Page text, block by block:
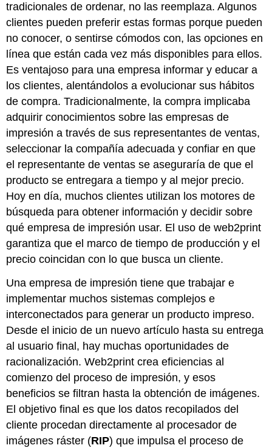
tradicionales de ordenar, no las reemplaza. Algunos
clientes pueden preferir estas formas porque pueden
no conocer, o sentirse cómodos con, las opciones en
línea que están cada vez más disponibles para ellos.
Es ventajoso para una empresa informar y educar a
los clientes, alentándolos a evolucionar sus hábitos
de compra. Tradicionalmente, la compra implicaba
adquirir conocimientos sobre las empresas de
impresión a través de sus representantes de ventas,
seleccionar la compañía adecuada y confiar en que
el representante de ventas se aseguraría de que el
producto se entregara a tiempo y al mejor precio.
Hoy en día, muchos clientes utilizan los motores de
búsqueda para obtener información y decidir sobre
qué empresa de impresión usar. El uso de web2print
garantiza que el marco de tiempo de producción y el
precio coincidan con lo que busca un cliente.
Una empresa de impresión tiene que trabajar e
implementar muchos sistemas complejos e
interconectados para generar un producto impreso.
Desde el inicio de un nuevo artículo hasta su entrega
al usuario final, hay muchas oportunidades de
racionalización. Web2print crea eficiencias al
comienzo del proceso de impresión, y esos
beneficios se filtran hasta la obtención de imágenes.
El objetivo final es que los datos recopilados del
cliente procedan directamente al procesador de
imágenes ráster (RIP) que impulsa el proceso de